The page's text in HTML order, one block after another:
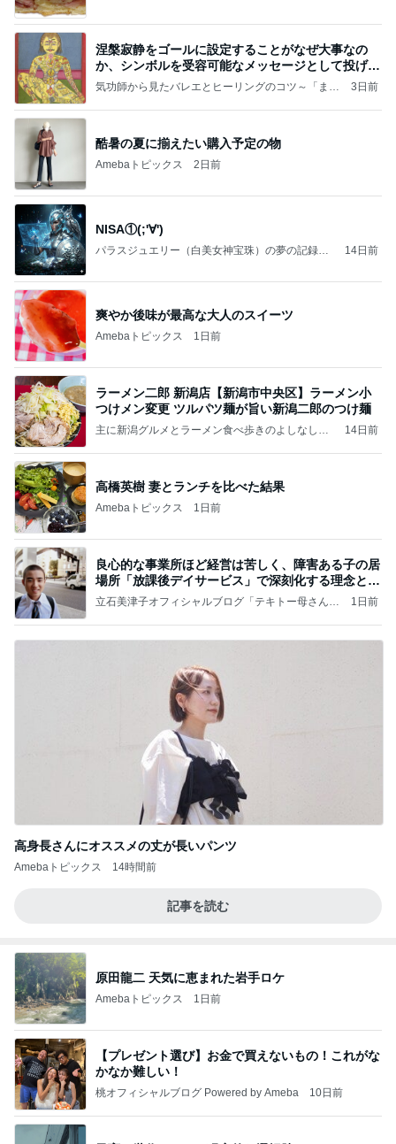
涅槃寂静をゴールに設定することがなぜ大事なの
か、シンボルを受容可能なメッセージとして投げる
ことが
気功師から見たバレエとヒーリングのコツ～「まと
3日前
酷暑の夏に揃えたい購入予定の物
Amebaトピックス 2日前
NISA①(;'∀')
パラスジュエリー（白美女神宝珠）の夢の記録
14日前
爽やか後味が最高な大人のスイーツ
Amebaトピックス 1日前
ラーメン二郎 新潟店【新潟市中央区】ラーメン小
つけメン変更 ツルパツ麺が旨い新潟二郎のつけ麺
主に新潟グルメとラーメン食べ歩きのよしなしご
14日前
高橋英樹 妻とランチを比べた結果
Amebaトピックス 1日前
良心的な事業所ほど経営は苦しく、障害ある子の居
場所「放課後デイサービス」で深刻化する理念と現
実の
立石美津子オフィシャルブログ「テキトー母さんの
1日前
高身長さんにオススメの丈が長いパンツ
Amebaトピックス 14時間前
記事を読む
原田龍二 天気に恵まれた岩手ロケ
Amebaトピックス 1日前
【プレゼント選び】お金で買えないもの！これがな
かなか難しい！
桃オフィシャルブログ Powered by Ameba 10日前